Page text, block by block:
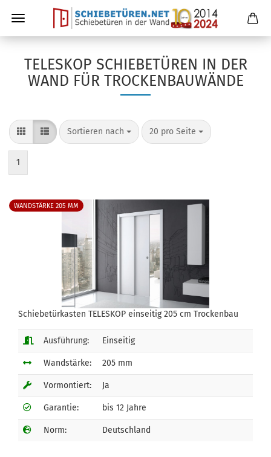
TELESKOP SCHIEBETÜREN IN DER
WAND FÜR TROCKENBAUWÄNDE
Sortieren nach 20 pro Seite
1
WANDSTÄRKE 205 MM
Schiebetürkasten TELESKOP einseitig 205 cm Trockenbau
Ausführung: Einseitig
Wandstärke: 205 mm
Vormontiert: Ja
Garantie: bis 12 Jahre
Norm: Deutschland